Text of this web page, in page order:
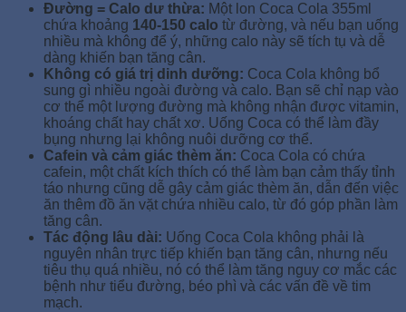
Đường = Calo dư thừa: Một lon Coca Cola 355ml
chứa khoảng 140-150 calo từ đường, và nếu bạn uống
nhiều mà không để ý, những calo này sẽ tích tụ và dễ
dàng khiến bạn tăng cân.
Không có giá trị dinh dưỡng: Coca Cola không bổ
sung gì nhiều ngoài đường và calo. Bạn sẽ chỉ nạp vào
cơ thể một lượng đường mà không nhận được vitamin,
khoáng chất hay chất xơ. Uống Coca có thể làm đầy
bụng nhưng lại không nuôi dưỡng cơ thể.
Cafein và cảm giác thèm ăn: Coca Cola có chứa
cafein, một chất kích thích có thể làm bạn cảm thấy tỉnh
táo nhưng cũng dễ gây cảm giác thèm ăn, dẫn đến việc
ăn thêm đồ ăn vặt chứa nhiều calo, từ đó góp phần làm
tăng cân.
Tác động lâu dài: Uống Coca Cola không phải là
nguyên nhân trực tiếp khiến bạn tăng cân, nhưng nếu
tiêu thụ quá nhiều, nó có thể làm tăng nguy cơ mắc các
bệnh như tiểu đường, béo phì và các vấn đề về tim
mạch.